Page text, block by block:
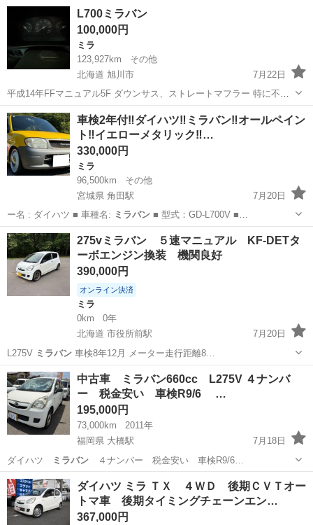
長崎 大村市
L700ミラバン
100,000円
ミラ
123,927km
その他
北海道 旭川市
7月22日
平成14年FFマニュアル5F ダウンサス、ストレートマフラー 特に不具
合ありません。 エアコン効きます。 純正運転席助手席2脚でのお渡し
です。 他純正部品ありません、画像のとおりの仕様です。
北海道 旭川市 ミラ ミラバン
車検2年付‼️ダイハツ‼️ミラバン‼️オールペイン
ト‼️イエローメタリック‼️…
330,000円
ミラ
96,500km
その他
宮城県 角田駅
7月20日
ー名 : ダイハツ ■ 車種名: ミラバン ■ 型式：GD-L700V ■…
宮城 角田市 ミラバン
275vミラバン ５速マニュアル KF-DETタ
ーボエンジン換装 機関良好
390,000円
オンライン決済
ミラ
0km
0年
北海道 市役所前駅
7月20日
L275V ミラバン車検8年12月 メーター走行距離8…
北海道 函館市 市役所前駅
中古車 ミラバン660cc L275V ４ナンバ
ー 税金安い 車検R9/6 …
195,000円
73,000km
2011年
福岡県 大橋駅
7月18日
ダイハツ
ミラバン４ナンバー 税金安い 車検R9/6…
福岡 福岡市 大橋駅
ダイハツ ミラ ＴＸ ４ＷＤ 後期ＣＶＴオー
トマ車 後期タイミングチェーンエン…
367,000円